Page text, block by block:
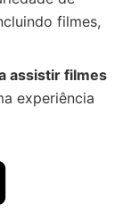
filmes,
assistir filmes
experiência